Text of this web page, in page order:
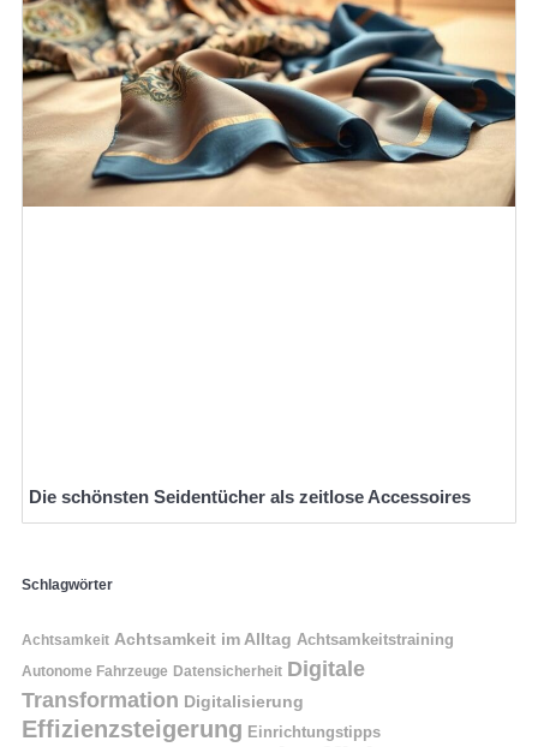
Die schönsten Seidentücher als zeitlose Accessoires
Schlagwörter
Achtsamkeit Achtsamkeit im Alltag Achtsamkeitstraining
Autonome Fahrzeuge Datensicherheit Digitale
Transformation Digitalisierung
Effizienzsteigerung Einrichtungstipps